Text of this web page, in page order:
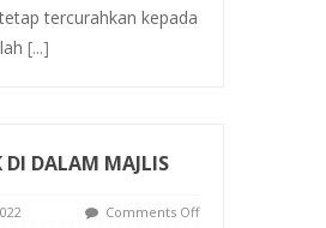
tercurahkan kepada
[...]
DI DALAM MAJLIS
Comments Off